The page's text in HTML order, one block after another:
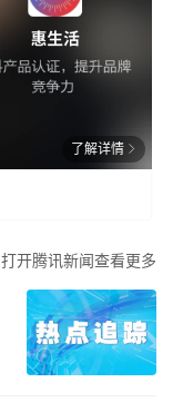
了解详情
打开腾讯新闻查看更多